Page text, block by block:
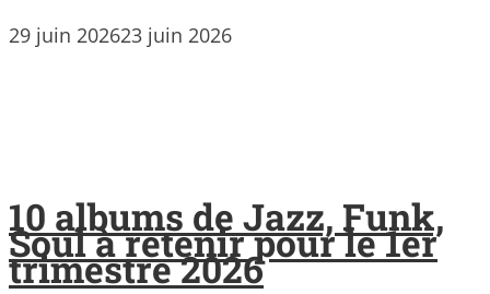
29 juin 202623 juin 2026
10 albums de Jazz, Funk,
Soul à retenir pour le 1er
trimestre 2026